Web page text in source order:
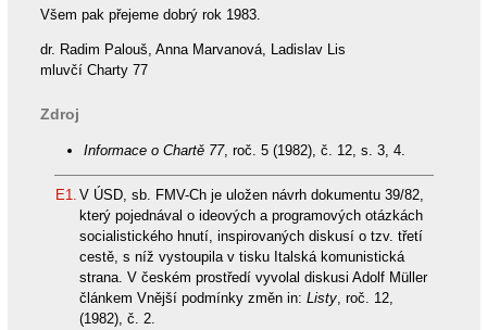
Všem pak přejeme dobrý rok 1983.
dr. Radim Palouš, Anna Marvanová, Ladislav Lis
mluvčí Charty 77
Zdroj
Informace o Chartě 77, roč. 5 (1982), č. 12, s. 3, 4.
E1. V ÚSD, sb. FMV-Ch je uložen návrh dokumentu 39/82,
který pojednával o ideových a programových otázkách
socialistického hnutí, inspirovaných diskusí o tzv. třetí
cestě, s níž vystoupila v tisku Italská komunistická
strana. V českém prostředí vyvolal diskusi Adolf Müller
článkem Vnější podmínky změn in: Listy, roč. 12,
(1982), č. 2.